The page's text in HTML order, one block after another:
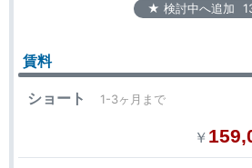
★ 検討中へ追加
賃料
ショート 1-3ヶ月まで
￥